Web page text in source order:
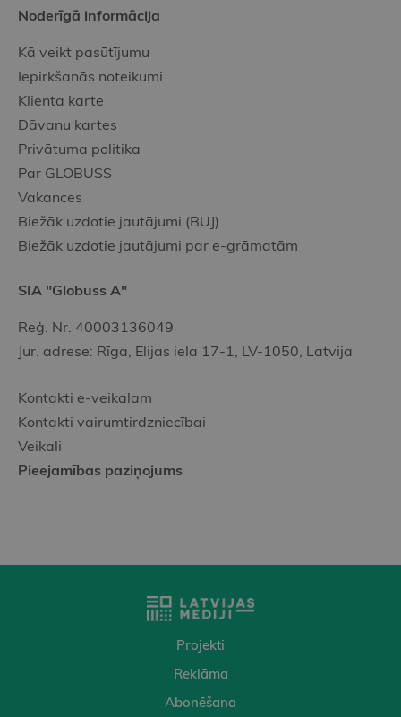
Noderīgā informācija
Kā veikt pasūtījumu
Iepirkšanās noteikumi
Klienta karte
Dāvanu kartes
Privātuma politika
Par GLOBUSS
Vakances
Biežāk uzdotie jautājumi (BUJ)
Biežāk uzdotie jautājumi par e-grāmatām
SIA "Globuss A"
Reģ. Nr. 40003136049
Jur. adrese: Rīga, Elijas iela 17-1, LV-1050, Latvija
Kontakti e-veikalam
Kontakti vairumtirdzniecībai
Veikali
Pieejamības paziņojums
Projekti
Reklāma
Abonēšana